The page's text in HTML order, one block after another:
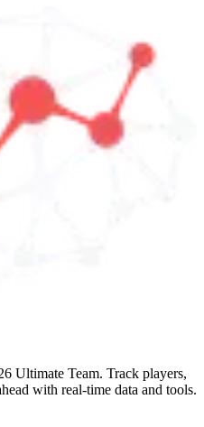
Ultimate Team. Track players,
with real-time data and tools.